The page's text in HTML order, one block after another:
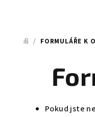
DOMŮ
/ FORMULÁŘE K
Pokud jste